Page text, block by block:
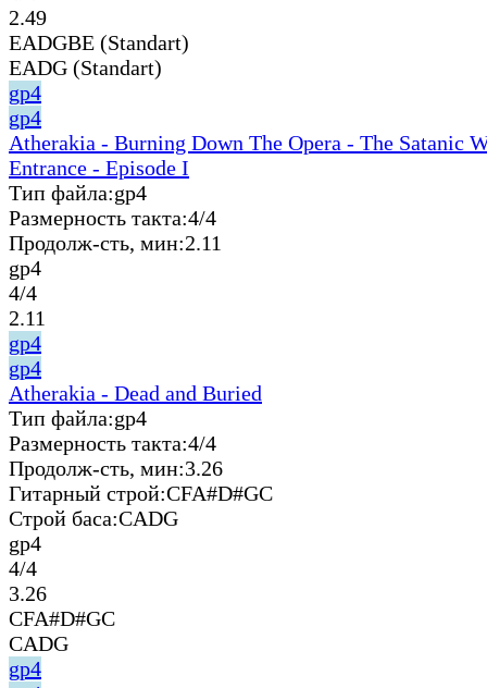
2.49
EADGBE (Standart)
EADG (Standart)
gp4
gp4
Atherakia - Burning Down The Opera - The Satanic
Entrance - Episode I
Тип файла:gp4
Размерность такта:4/4
Продолж-сть, мин:2.11
gp4
4/4
2.11
gp4
gp4
Atherakia - Dead and Buried
Тип файла:gp4
Размерность такта:4/4
Продолж-сть, мин:3.26
Гитарный строй:CFA#D#GC
Строй баса:CADG
gp4
4/4
3.26
CFA#D#GC
CADG
gp4